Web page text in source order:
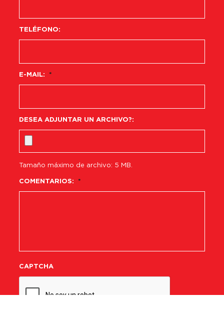
TELÉFONO:
E-MAIL: *
DESEA ADJUNTAR UN ARCHIVO?:
Tamaño máximo de archivo: 5 MB.
COMENTARIOS: *
CAPTCHA